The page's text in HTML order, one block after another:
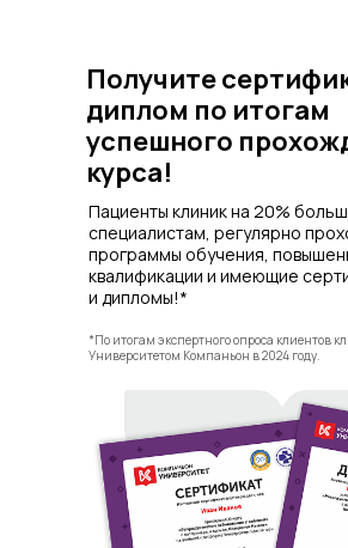
Получите
диплом по итогам
успешного
курса!
Пациенты клиник на 20%
специалистам, регулярно
программы обучения,
квалификации и имеющие
и дипломы!*
*По итогам экспертного опроса клиентов
Университетом Компаньон в 2024 году.